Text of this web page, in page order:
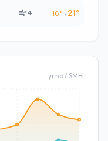
4 16°→ 21°
yr.no / SMHI